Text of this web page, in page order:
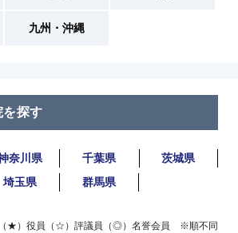
九州・沖縄
を探す
奈川県 千葉県
茨城県
埼玉県 群馬県
（★）役員（☆）評議員（◎）名誉会員 ※順不同